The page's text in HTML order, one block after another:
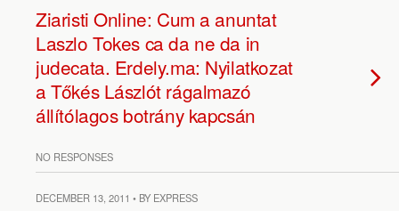
Ziaristi Online: Cum a anuntat
Laszlo Tokes ca da ne da in
judecata. Erdely.ma: Nyilatkozat
a Tőkés Lászlót rágalmazó
állítólagos botrány kapcsán
NO RESPONSES
DECEMBER 13, 2011 • BY EXPRESS